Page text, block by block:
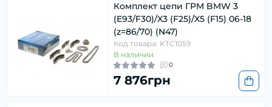
Комплект цепи ГРМ BMW 3
(E93/F30)/X3 (F25)/X5 (F15) 06-18
(z=86/70) (N47)
Код товара: KTC1059
В наличии
0
7 876грн